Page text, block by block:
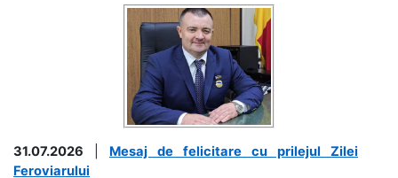
31.07.2026
Mesaj de felicitare cu prilejul Zilei
Feroviarului